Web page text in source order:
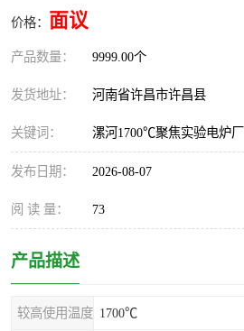
价格： 面议
产品数量： 9999.00个
发货地址： 河南省许昌市许昌县
关键词： 漯河1700℃聚焦实验电炉厂
发布日期： 2026-08-07
阅 读 量： 73
产品描述
较高使用温度 1700℃